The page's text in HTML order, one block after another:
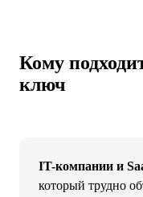
Кому
ключ
IT-компании и
который трудно